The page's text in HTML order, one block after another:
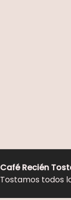
Café Recién
Tostamos todos